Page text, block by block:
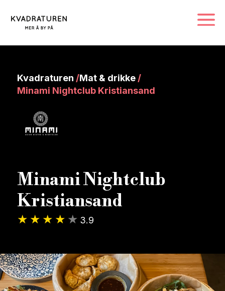
Kvadraturen /Mat & drikke /
Minami Nightclub Kristiansand
Minami Nightclub
Kristiansand
3.9